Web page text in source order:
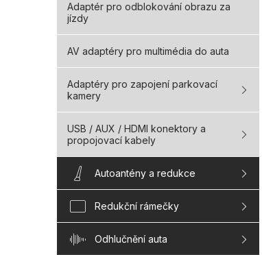
Adaptér pro odblokování obrazu za
jízdy
AV adaptéry pro multimédia do auta
Adaptéry pro zapojení parkovací
kamery
USB / AUX / HDMI konektory a
propojovací kabely
Autoantény a redukce
Redukční rámečky
Odhlučnění auta